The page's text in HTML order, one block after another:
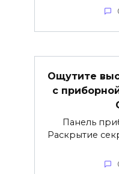
Ощутите
с
Панель
Раскрытие